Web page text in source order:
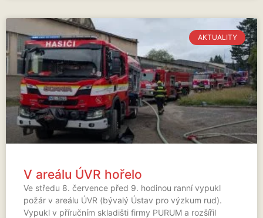
AKTUALITY
V areálu ÚVR hořelo
Ve středu 8. července před 9. hodinou ranní vypukl
požár v areálu ÚVR (bývalý Ústav pro výzkum rud).
Vypukl v příručním skladišti firmy PURUM a rozšířil